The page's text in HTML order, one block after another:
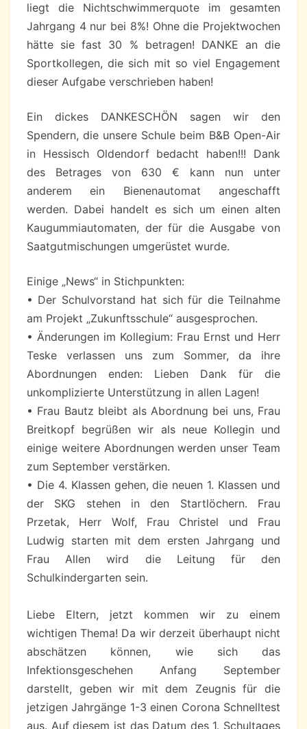
liegt die Nichtschwimmerquote im gesamten
Jahrgang 4 nur bei 8%! Ohne die Projektwochen
hätte sie fast 30 % betragen! DANKE an die
Sportkollegen, die sich mit so viel Engagement
dieser Aufgabe verschrieben haben!
Ein dickes DANKESCHÖN sagen wir den
Spendern, die unsere Schule beim B&B Open-Air
in Hessisch Oldendorf bedacht haben!!! Dank
des Betrages von 630 € kann nun unter
anderem ein Bienenautomat angeschafft
werden. Dabei handelt es sich um einen alten
Kaugummiautomaten, der für die Ausgabe von
Saatgutmischungen umgerüstet wurde.
Einige „News“ in Stichpunkten:
• Der Schulvorstand hat sich für die Teilnahme
am Projekt „Zukunftsschule“ ausgesprochen.
• Änderungen im Kollegium: Frau Ernst und Herr
Teske verlassen uns zum Sommer, da ihre
Abordnungen enden: Lieben Dank für die
unkomplizierte Unterstützung in allen Lagen!
• Frau Bautz bleibt als Abordnung bei uns, Frau
Breitkopf begrüßen wir als neue Kollegin und
einige weitere Abordnungen werden unser Team
zum September verstärken.
• Die 4. Klassen gehen, die neuen 1. Klassen und
der SKG stehen in den Startlöchern. Frau
Przetak, Herr Wolf, Frau Christel und Frau
Ludwig starten mit dem ersten Jahrgang und
Frau Allen wird die Leitung für den
Schulkindergarten sein.
Liebe Eltern, jetzt kommen wir zu einem
wichtigen Thema! Da wir derzeit überhaupt nicht
abschätzen können, wie sich das
Infektionsgeschehen Anfang September
darstellt, geben wir mit dem Zeugnis für die
jetzigen Jahrgänge 1-3 einen Corona Schnelltest
aus. Auf diesem ist das Datum des 1. Schultages